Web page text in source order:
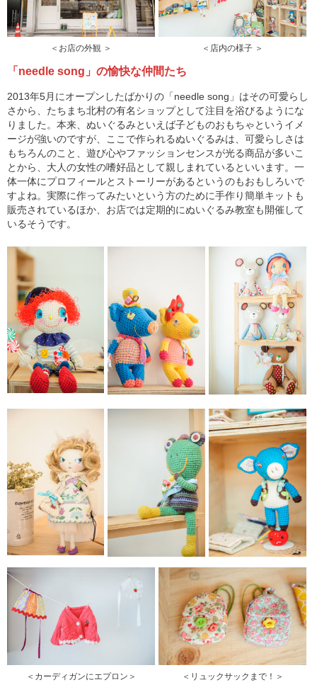
＜お店の外観 ＞ ＜店内の様子 ＞
「needle song」の愉快な仲間たち
2013年5月にオープンしたばかりの「needle song」はその可愛らし
さから、たちまち北村の有名ショップとして注目を浴びるようにな
りました。本来、ぬいぐるみといえば子どものおもちゃというイメ
ージが強いのですが、ここで作られるぬいぐるみは、可愛らしさは
もちろんのこと、遊び心やファッションセンスが光る商品が多いこ
とから、大人の女性の嗜好品として親しまれているといいます。一
体一体にプロフィールとストーリーがあるというのもおもしろいで
すよね。実際に作ってみたいという方のために手作り簡単キットも
販売されているほか、お店では定期的にぬいぐるみ教室も開催して
いるそうです。
＜カーディガンにエプロン＞ ＜リュックサックまで！＞